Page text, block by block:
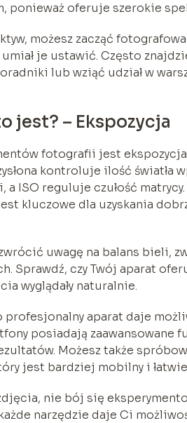
ponieważ oferuje szerokie
możesz zacząć
je ustawić. Często
lub wziąć udział w
jest? – Ekspozycja
fotografii jest ekspozycja.
kontroluje ilość światła
a ISO reguluje czułość
kluczowe dla uzyskania
uwagę na balans bieli,
Sprawdź, czy Twój aparat
wyglądały naturalnie.
profesjonalny aparat daje
posiadają zaawansowane
Możesz także
jest bardziej mobilny i
nie bój się
narzędzie daje Ci